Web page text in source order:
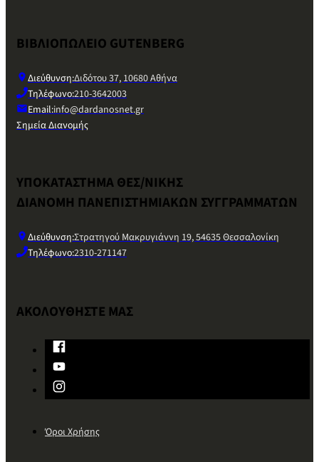
ΒΙΒΛΙΟΠΩΛΕΙΟ GUTENBERG
Διεύθυνση:Διδότου 37, 10680 Αθήνα
Τηλέφωνο:210-3642003
Email:info@dardanosnet.gr
Σημεία Διανομής
ΥΠΟΚΑΤΑΣΤΗΜΑ ΘΕΣ/ΝΙΚΗΣ
ΔΙΑΝΟΜΗ ΠΑΝΕΠΙΣΤΗΜΙΑΚΩΝ ΣΥΓΓΡΑΜΜΑΤΩΝ
Διεύθυνση:Στρατηγού Μακρυγιάννη 19, 54635 Θεσσαλονίκη
Τηλέφωνο:2310-271147
ΑΚΟΛΟΥΘΗΣΤΕ ΜΑΣ
Όροι Χρήσης